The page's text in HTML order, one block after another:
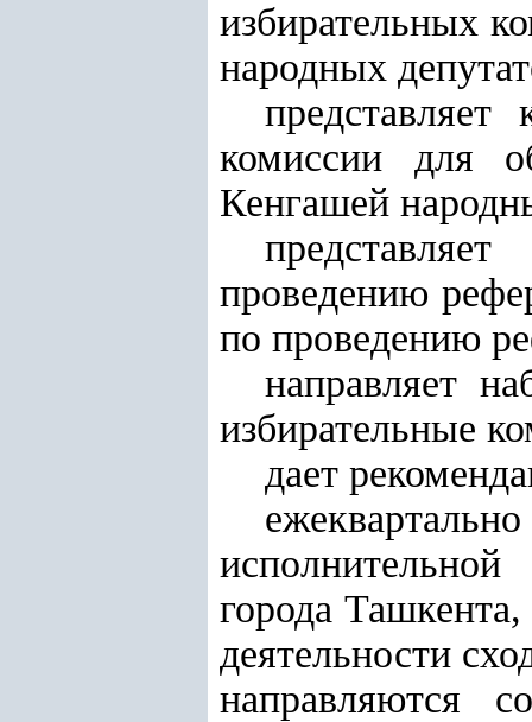
избирательных
народных
комиссии для
Кенгашей
проведению
по проведению
направляет
избирательные
дает
города
деятельности
направляются